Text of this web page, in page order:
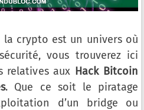
la crypto est un univers où
vous trouverez ici
relatives aux Hack Bitcoin
. Que ce soit le piratage
d’un bridge ou